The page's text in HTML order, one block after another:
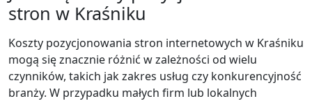
stron w Kraśniku
Koszty pozycjonowania stron internetowych w Kraśniku
mogą się znacznie różnić w zależności od wielu
czynników, takich jak zakres usług czy konkurencyjność
branży. W przypadku małych firm lub lokalnych